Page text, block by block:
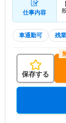
仕事内容
車通勤可 残
保存する